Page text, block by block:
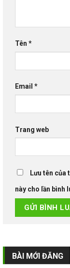
Tên *
Email *
Trang web
Lưu tên
này cho lần bình
BÀI MỚI ĐĂNG